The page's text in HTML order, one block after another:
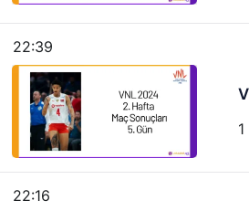
22:39
22:16